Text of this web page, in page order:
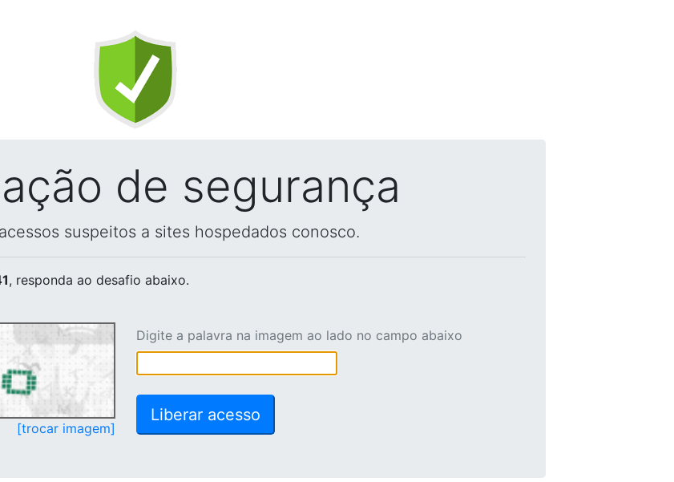
de segurança
suspeitos a sites hospedados conosco.
, responda ao desafio abaixo.
[trocar imagem]
Digite a palavra na imagem ao lado no campo abaixo